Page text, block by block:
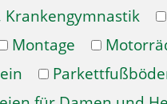
Krankengymnastik
Montage